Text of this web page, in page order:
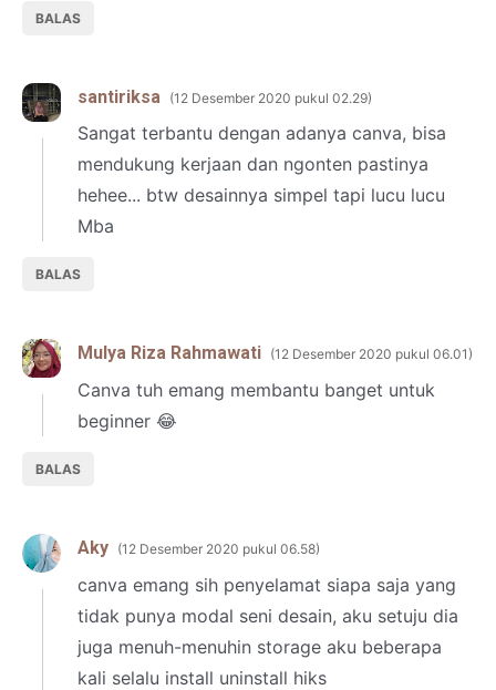
BALAS
santiriksa 12 Desember 2020 pukul 02.29
Sangat terbantu dengan adanya canva, bisa
mendukung kerjaan dan ngonten pastinya
hehee... btw desainnya simpel tapi lucu lucu
Mba
BALAS
Mulya Riza Rahmawati 12 Desember 2020 pukul 06.01
Canva tuh emang membantu banget untuk
beginner 😂
BALAS
Aky 12 Desember 2020 pukul 06.58
canva emang sih penyelamat siapa saja yang
tidak punya modal seni desain, aku setuju dia
juga menuh-menuhin storage aku beberapa
kali selalu install uninstall hiks